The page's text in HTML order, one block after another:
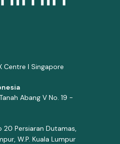
I Singapore
Abang V No. 19 -
Persiaran Dutamas,
W.P. Kuala Lumpur